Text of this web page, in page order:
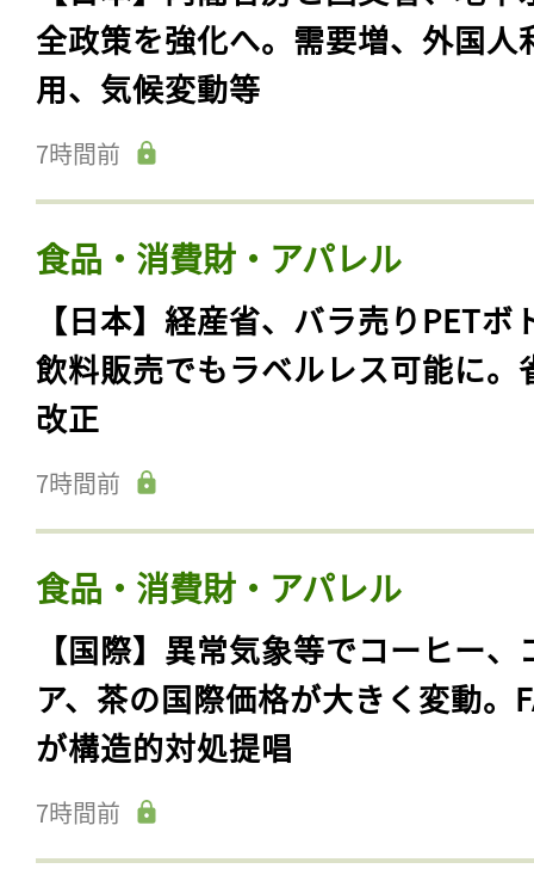
全政策を強化へ。需要増、外国人
用、気候変動等
7時間前
食品・消費財・アパレル
【日本】経産省、バラ売りPETボ
飲料販売でもラベルレス可能に。
改正
7時間前
食品・消費財・アパレル
【国際】異常気象等でコーヒー、
ア、茶の国際価格が大きく変動。
が構造的対処提唱
7時間前